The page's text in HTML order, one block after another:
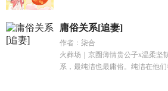
庸俗关系[追妻]
作者：柒合
火葬场｜京圈薄情贵公子x温柔坚
系，最纯洁也最庸俗。纯洁在他